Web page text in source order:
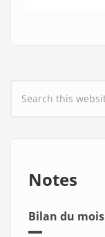
Search form
Notes
Bilan du